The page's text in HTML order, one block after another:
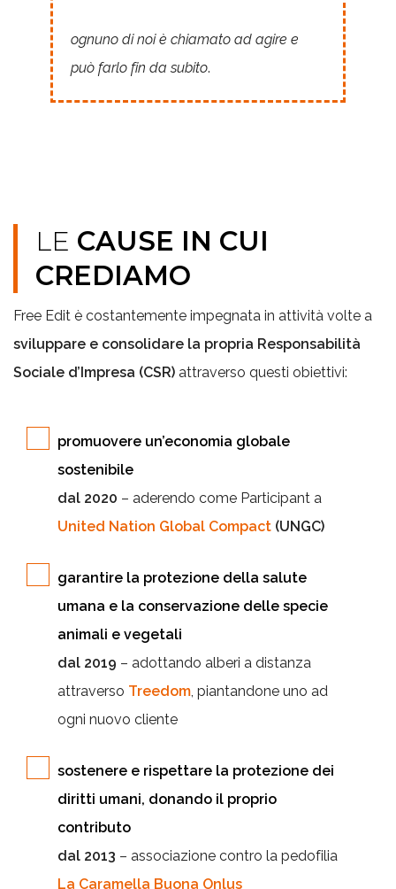
ognuno di noi è chiamato ad agire e
può farlo fin da subito.
LE CAUSE IN CUI
CREDIAMO
Free Edit è costantemente impegnata in attività volte a
sviluppare e consolidare la propria Responsabilità
Sociale d’Impresa (CSR) attraverso questi obiettivi:
promuovere un’economia globale
sostenibile
dal 2020 – aderendo come Participant a
United Nation Global Compact (UNGC)
garantire la protezione della salute
umana e la conservazione delle specie
animali e vegetali
dal 2019 – adottando alberi a distanza
attraverso Treedom, piantandone uno ad
ogni nuovo cliente
sostenere e rispettare la protezione dei
diritti umani, donando il proprio
contributo
dal 2013 – associazione contro la pedofilia
La Caramella Buona Onlus